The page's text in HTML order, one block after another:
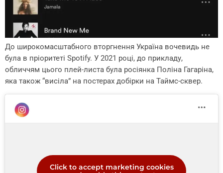
До широкомасштабного вторгнення Україна вочевидь не
була в пріоритеті Spotify. У 2021 році, до прикладу,
обличчям цього плей-листа була росіянка Поліна Гагаріна,
яка також “висіла” на постерах добірки на Таймс-сквер.
Click to accept marketing cookies